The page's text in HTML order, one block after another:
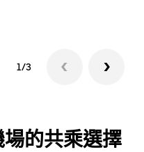
1/3
的共乘選擇